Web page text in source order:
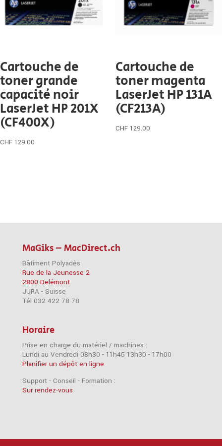
Cartouche de
toner grande
capacité noir
LaserJet HP 201X
(CF400X)
CHF 129.00
Cartouche de
toner magenta
LaserJet HP 131A
(CF213A)
CHF 129.00
MaGiks – MacDirect.ch
Bâtiment Polyadès
Rue de la Jeunesse 2
2800 Delémont
JURA - Suisse
Tél 032 422 78 78
Horaire
Prise en charge du matériel / machines :
Lundi au Vendredi 08h30 - 11h45 13h30 - 17h00
Planifier un dépôt en ligne
Support - Conseil - Formation :
Sur rendez-vous